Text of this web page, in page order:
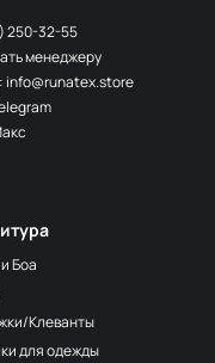
Боа
Клеванты
для одежды
250-32-55
менеджеру
info@runatex.store